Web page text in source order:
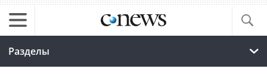
Разделы